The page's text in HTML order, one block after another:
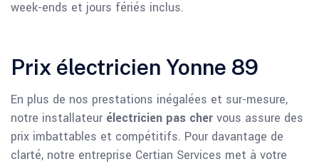
week-ends et jours fériés inclus.
Prix électricien Yonne 89
En plus de nos prestations inégalées et sur-mesure,
notre installateur électricien pas cher vous assure des
prix imbattables et compétitifs. Pour davantage de
clarté, notre entreprise Certian Services met à votre